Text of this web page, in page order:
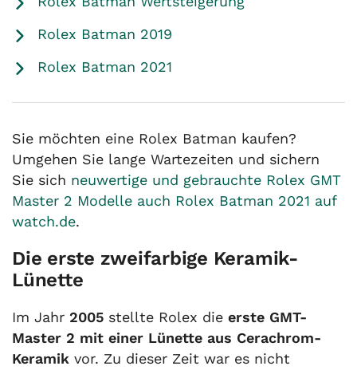
Rolex Batman 2019
Rolex Batman 2021
Sie möchten eine Rolex Batman kaufen?
Umgehen Sie lange Wartezeiten und sichern
Sie sich neuwertige und gebrauchte Rolex GMT
Master 2 Modelle auch Rolex Batman 2021 auf
watch.de.
Die erste zweifarbige Keramik-
Lünette
Im Jahr 2005 stellte Rolex die erste GMT-
Master 2 mit einer Lünette aus Cerachrom-
Keramik vor. Zu dieser Zeit war es nicht